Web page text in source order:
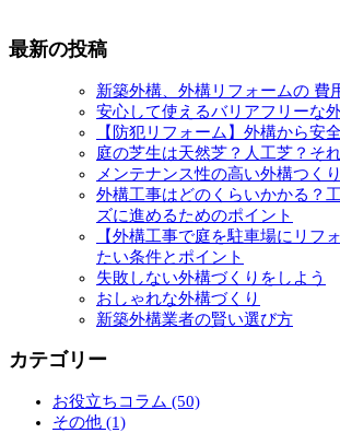
最新の投稿
新築外構、外構リフォームの 費
安心して使えるバリアフリーな
【防犯リフォーム】外構から安
庭の芝生は天然芝？人工芝？そ
メンテナンス性の高い外構つくり
外構工事はどのくらいかかる？
ズに進めるためのポイント
【外構工事で庭を駐車場にリフ
たい条件とポイント
失敗しない外構づくりをしよう
おしゃれな外構づくり
新築外構業者の賢い選び方
カテゴリー
お役立ちコラム (50)
その他 (1)